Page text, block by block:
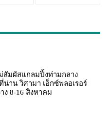
มผัสแกลมปิ้งท่ามกลาง
น่าน วิศามา เอ็กซ์พลอเรอร์
ง 8-16 สิงหาคม